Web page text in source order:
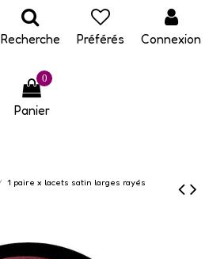
Recherche Préférés Connexion
0
Panier
1 paire x lacets satin larges rayés